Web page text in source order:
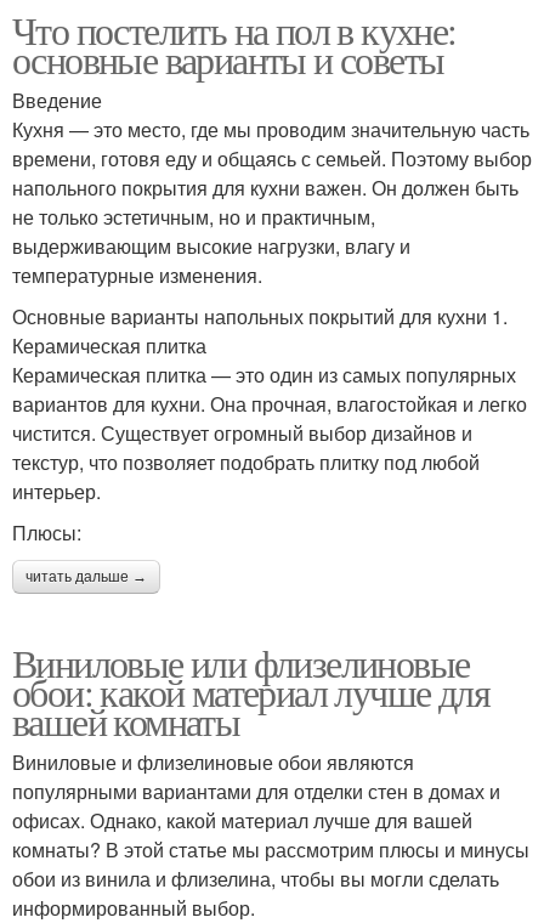
Что постелить на пол в кухне:
основные варианты и советы
Введение
Кухня — это место, где мы проводим значительную часть
времени, готовя еду и общаясь с семьей. Поэтому выбор
напольного покрытия для кухни важен. Он должен быть
не только эстетичным, но и практичным,
выдерживающим высокие нагрузки, влагу и
температурные изменения.
Основные варианты напольных покрытий для кухни 1.
Керамическая плитка
Керамическая плитка — это один из самых популярных
вариантов для кухни. Она прочная, влагостойкая и легко
чистится. Существует огромный выбор дизайнов и
текстур, что позволяет подобрать плитку под любой
интерьер.
Плюсы:
читать дальше →
Виниловые или флизелиновые
обои: какой материал лучше для
вашей комнаты
Виниловые и флизелиновые обои являются
популярными вариантами для отделки стен в домах и
офисах. Однако, какой материал лучше для вашей
комнаты? В этой статье мы рассмотрим плюсы и минусы
обои из винила и флизелина, чтобы вы могли сделать
информированный выбор.